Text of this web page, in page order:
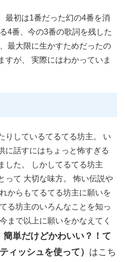
最初は1番だった幻の4番を消
4番、今の3番の歌詞を残した
最大限に生かすためだったの
すが、 実際にはわかっていま
りしているてるてる坊主。 い
に話すにはちょっと怖すぎる
した。 しかしてるてる坊主
って 大切な味方。 怖い伝説や
からもてるてる坊主に願いを
る坊主のいろんなことを知っ
まで以上に願いをかなえてく
簡単だけどかわいい？！て
ィッシュを使って） はこち